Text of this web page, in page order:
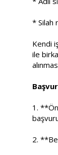
* Silah
Kendi
ile
1.
2.